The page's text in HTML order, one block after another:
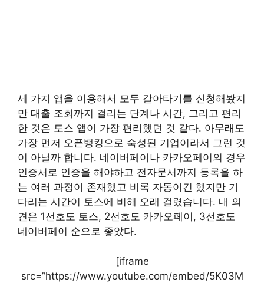
세 가지 앱을 이용해서 모두 갈아타기를 신청해봤지
만 대출 조회까지 걸리는 단계나 시간, 그리고 편리
한 것은 토스 앱이 가장 편리했던 것 같다. 아무래도
가장 먼저 오픈뱅킹으로 숙성된 기업이라서 그런 것
이 아닐까 합니다. 네이버페이나 카카오페이의 경우
인증서로 인증을 해야하고 전자문서까지 등록을 하
는 여러 과정이 존재했고 비록 자동이긴 했지만 기
다리는 시간이 토스에 비해 오래 걸렸습니다. 내 의
견은 1선호도 토스, 2선호도 카카오페이, 3선호도
네이버페이 순으로 좋았다.
[iframe
src=”https://www.youtube.com/embed/5K03M